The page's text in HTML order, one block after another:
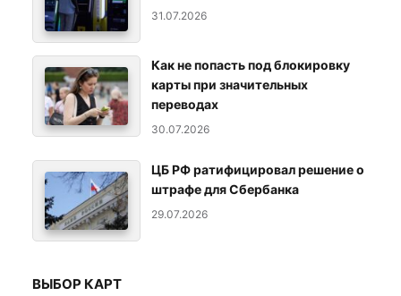
31.07.2026
Как не попасть под блокировку
карты при значительных
переводах
30.07.2026
ЦБ РФ ратифицировал решение о
штрафе для Сбербанка
29.07.2026
ВЫБОР КАРТ